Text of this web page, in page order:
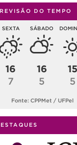
DO TEMPO
SEXTA
16
7
SÁBADO
16
5
15
5
Fonte: CPPMet / UFPel